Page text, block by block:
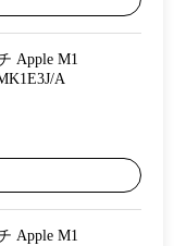
Apple M1
A
Apple M1